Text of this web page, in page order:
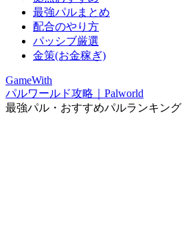
最強パルまとめ
配合のやり方
パッシブ厳選
金策(お金稼ぎ)
GameWith
パルワールド攻略｜Palworld
最強パル・おすすめパルランキング